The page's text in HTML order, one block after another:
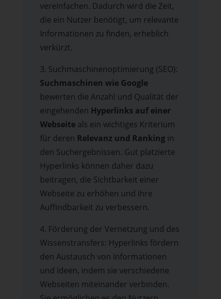
vereinfachen. Dadurch wird die Zeit,
die ein Nutzer benötigt, um relevante
Informationen zu finden, erheblich
verkürzt.
3. Suchmaschinenoptimierung (SEO):
Suchmaschinen wie Google
bewerten die Anzahl und Qualität der
eingehenden Hyperlinks auf einer
Webseiteals ein wichtiges Kriterium
für deren Relevanz und Rankingin
den Suchergebnissen. Gut platzierte
Hyperlinks können daher dazu
beitragen, die Sichtbarkeit einer
Webseite zu erhöhen und ihre
Auffindbarkeit zu verbessern.
4. Förderung der Vernetzung und des
Wissenstransfers: Hyperlinks fördern
den Austausch von Informationen
und Ideen, indem sie verschiedene
Webseiten miteinander verbinden.